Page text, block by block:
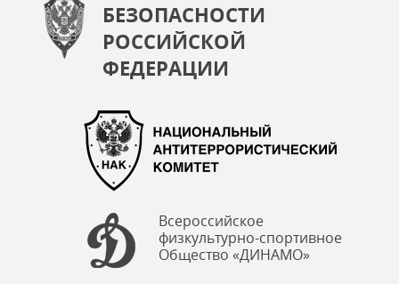
БЕЗОПАСНОСТИ
РОССИЙСКОЙ
ФЕДЕРАЦИИ
Всероссийское
физкультурно-спортивное
Общество «ДИНАМО»